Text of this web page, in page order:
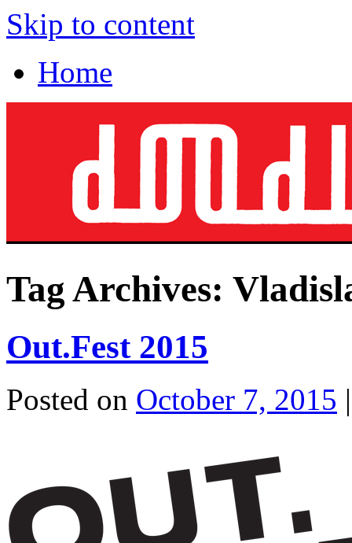
Skip to content
Home
Tag Archives:
Out.Fest 2015
Posted on October 7, 2015 |